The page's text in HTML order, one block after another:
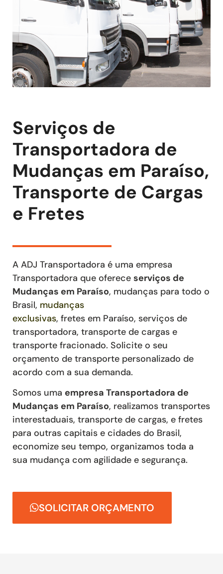
Serviços de
Transportadora de
Mudanças em Paraíso,
Transporte de Cargas
e Fretes
A ADJ Transportadora é uma empresa
Transportadora que oferece serviços de
Mudanças em Paraíso, mudanças para todo o
Brasil, mudanças
exclusivas, fretes em Paraíso, serviços de
transportadora, transporte de cargas e
transporte fracionado. Solicite o seu
orçamento de transporte personalizado de
acordo com a sua demanda.
Somos uma empresa Transportadora de
Mudanças em Paraíso, realizamos transportes
interestaduais, transporte de cargas, e fretes
para outras capitais e cidades do Brasil,
economize seu tempo, organizamos toda a
sua mudança com agilidade e segurança.
SOLICITAR ORÇAMENTO